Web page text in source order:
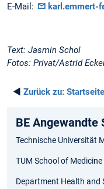
E-Mail:
karl.emmert-
Text: Jasmin Schol
Fotos: Privat/Astrid
◄ Zurück zu: Startseite
BE
Technische Universität
TUM School of
Department Health and